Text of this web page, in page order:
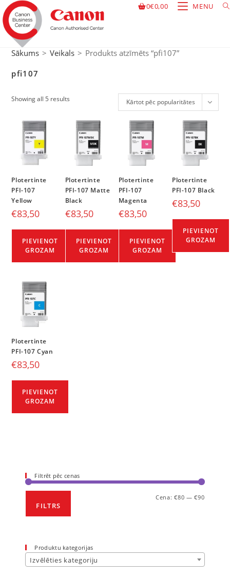
0€0,00 MENU
Sākums > Veikals > Produkts atzīmēts “pfi107”
pfi107
Showing all 5 results Kārtot pēc popularitātes
Plotertinte
PFI-107
Yellow
€83,50
PIEVIENOT
GROZAM
Plotertinte
PFI-107 Matte
Black
€83,50
PIEVIENOT
GROZAM
Plotertinte
PFI-107
Magenta
€83,50
PIEVIENOT
GROZAM
Plotertinte
PFI-107 Black
€83,50
PIEVIENOT
GROZAM
Plotertinte
PFI-107 Cyan
€83,50
PIEVIENOT
GROZAM
Filtrēt pēc cenas
FILTRS
Cena:€80 —€90
Produktu kategorijas
Izvēlēties kategoriju